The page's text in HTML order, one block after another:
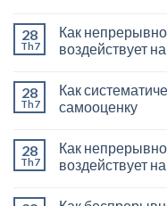
28
Th7
Как
воздействует
28
Th7
Как
самооценку
28
Th7
Как
воздействует